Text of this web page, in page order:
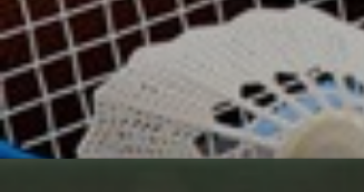
УЗНАТЬ БОЛЬШЕ